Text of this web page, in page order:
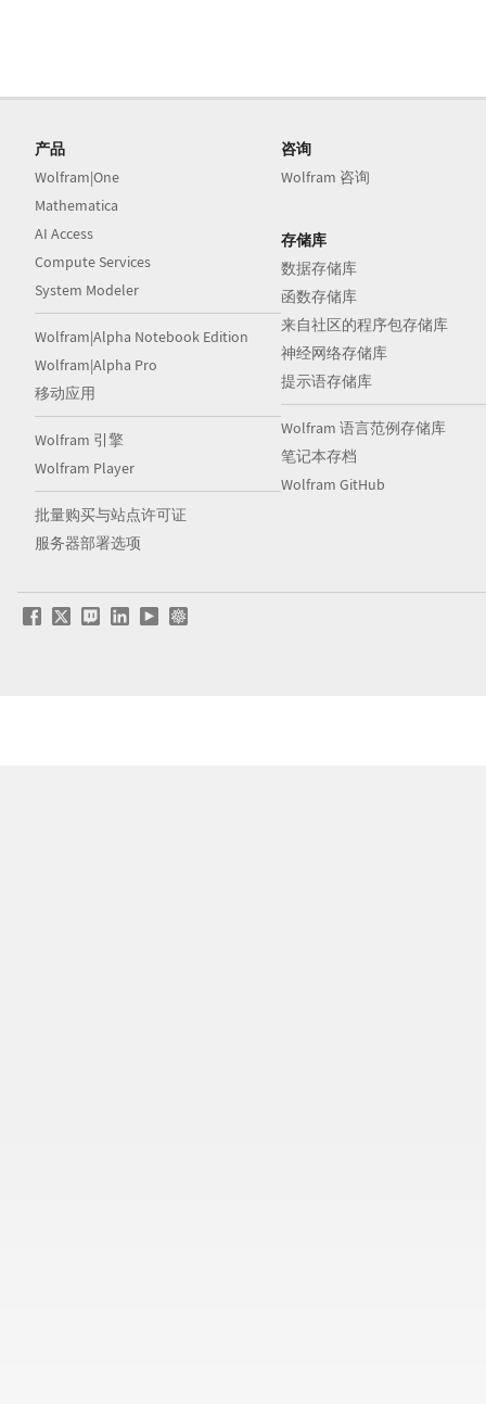
产品
Wolfram|One
Mathematica
AI Access
Compute Services
System Modeler
Wolfram|Alpha Notebook Edition
Wolfram|Alpha Pro
移动应用
Wolfram 引擎
Wolfram Player
批量购买与站点许可证
服务器部署选项
咨询
Wolfram 咨询
存储库
数据存储库
函数存储库
来自社区的程序包存储库
神经网络存储库
提示语存储库
Wolfram 语言范例存储库
笔记本存档
Wolfram GitHub